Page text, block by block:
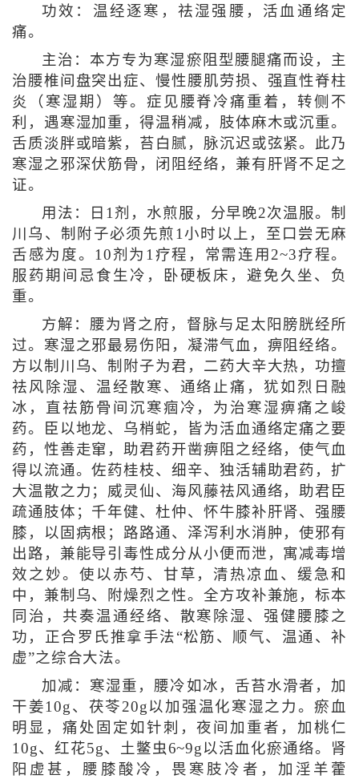
功效：温经逐寒，祛湿强腰，活血通络定
痛。
主治：本方专为寒湿瘀阻型腰腿痛而设，主
治腰椎间盘突出症、慢性腰肌劳损、强直性脊柱
炎（寒湿期）等。症见腰脊冷痛重着，转侧不
利，遇寒湿加重，得温稍减，肢体麻木或沉重。
舌质淡胖或暗紫，苔白腻，脉沉迟或弦紧。此乃
寒湿之邪深伏筋骨，闭阻经络，兼有肝肾不足之
证。
用法：日1剂，水煎服，分早晚2次温服。制
川乌、制附子必须先煎1小时以上，至口尝无麻
舌感为度。10剂为1疗程，常需连用2~3疗程。
服药期间忌食生冷，卧硬板床，避免久坐、负
重。
方解：腰为肾之府，督脉与足太阳膀胱经所
过。寒湿之邪最易伤阳，凝滞气血，痹阻经络。
方以制川乌、制附子为君，二药大辛大热，功擅
祛风除湿、温经散寒、通络止痛，犹如烈日融
冰，直祛筋骨间沉寒痼冷，为治寒湿痹痛之峻
药。臣以地龙、乌梢蛇，皆为活血通络定痛之要
药，性善走窜，助君药开凿痹阻之经络，使气血
得以流通。佐药桂枝、细辛、独活辅助君药，扩
大温散之力；威灵仙、海风藤祛风通络，助君臣
疏通肢体；千年健、杜仲、怀牛膝补肝肾、强腰
膝，以固病根；路路通、泽泻利水消肿，使邪有
出路，兼能导引毒性成分从小便而泄，寓减毒增
效之妙。使以赤芍、甘草，清热凉血、缓急和
中，兼制乌、附燥烈之性。全方攻补兼施，标本
同治，共奏温通经络、散寒除湿、强健腰膝之
功，正合罗氏推拿手法“松筋、顺气、温通、补
虚”之综合大法。
加减：寒湿重，腰冷如冰，舌苔水滑者，加
干姜10g、茯苓20g以加强温化寒湿之力。瘀血
明显，痛处固定如针刺，夜间加重者，加桃仁
10g、红花5g、土鳖虫6~9g以活血化瘀通络。肾
阳虚甚，腰膝酸冷，畏寒肢冷者，加淫羊藿